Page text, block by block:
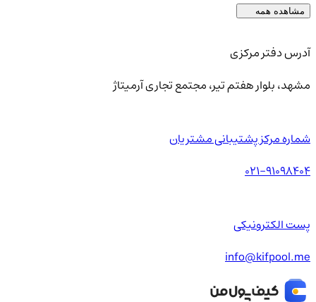
مشاهده همه
آدرس دفتر مرکزی
مشهد، بلوار هفتم تیر، مجتمع تجاری آرمیتاژ
شماره مرکز پشتیبانی مشتریان
021-91098404
پست الکترونیکی
info@kifpool.me